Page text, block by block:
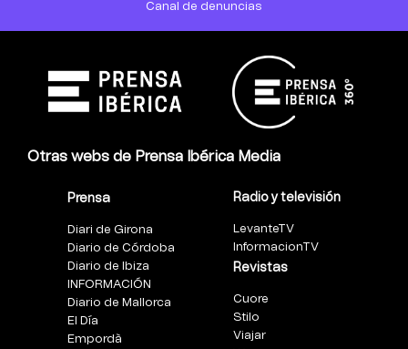
Canal de denuncias
Otras webs de Prensa Ibérica Media
Prensa
Diari de Girona
Diario de Córdoba
Diario de Ibiza
INFORMACIÓN
Diario de Mallorca
El Día
Empordà
Radio y televisión
LevanteTV
InformacionTV
Revistas
Cuore
Stilo
Viajar